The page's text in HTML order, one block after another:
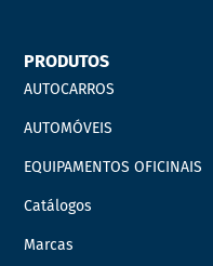
PRODUTOS
AUTOCARROS
AUTOMÓVEIS
EQUIPAMENTOS OFICINAIS
Catálogos
Marcas